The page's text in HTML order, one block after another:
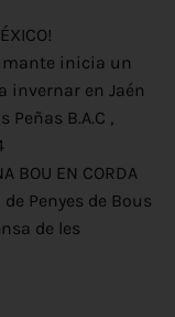
inicia un
invernar en Jaén
Peñas B.A.C ,
BOU EN CORDA
de Penyes de Bous
de les